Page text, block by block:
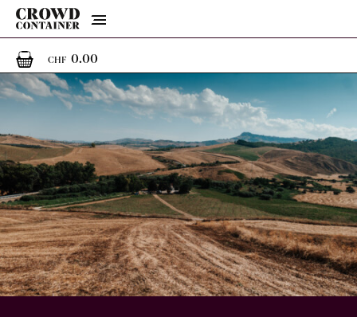
Menu
CHF 0.000 Artikel im Warenkorb